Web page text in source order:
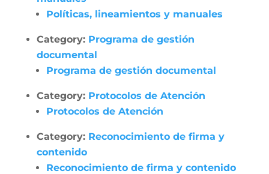
Políticas, lineamientos y manuales
Category: Programa de gestión
documental
Programa de gestión documental
Category: Protocolos de Atención
Protocolos de Atención
Category: Reconocimiento de firma y
contenido
Reconocimiento de firma y contenido